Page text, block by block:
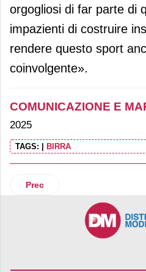
orgogliosi di far parte di
impazienti di costruire
rendere questo sport
coinvolgente».
COMUNICAZIONE E
2025
TAGS: BIRRA
Articolo precedente:
Prec